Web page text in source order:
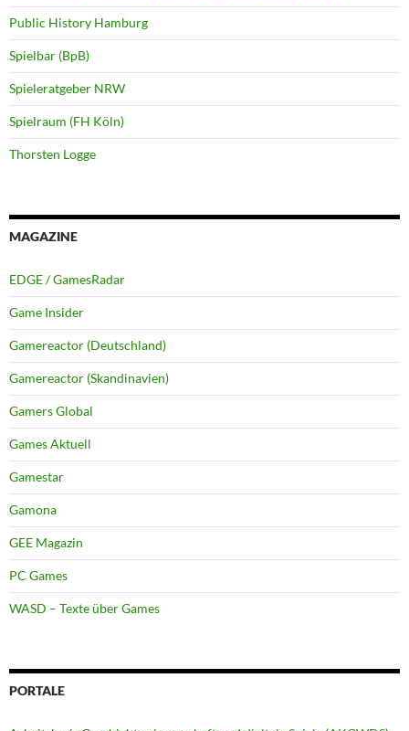
Public History Hamburg
Spielbar (BpB)
Spieleratgeber NRW
Spielraum (FH Köln)
Thorsten Logge
MAGAZINE
EDGE / GamesRadar
Game Insider
Gamereactor (Deutschland)
Gamereactor (Skandinavien)
Gamers Global
Games Aktuell
Gamestar
Gamona
GEE Magazin
PC Games
WASD – Texte über Games
PORTALE